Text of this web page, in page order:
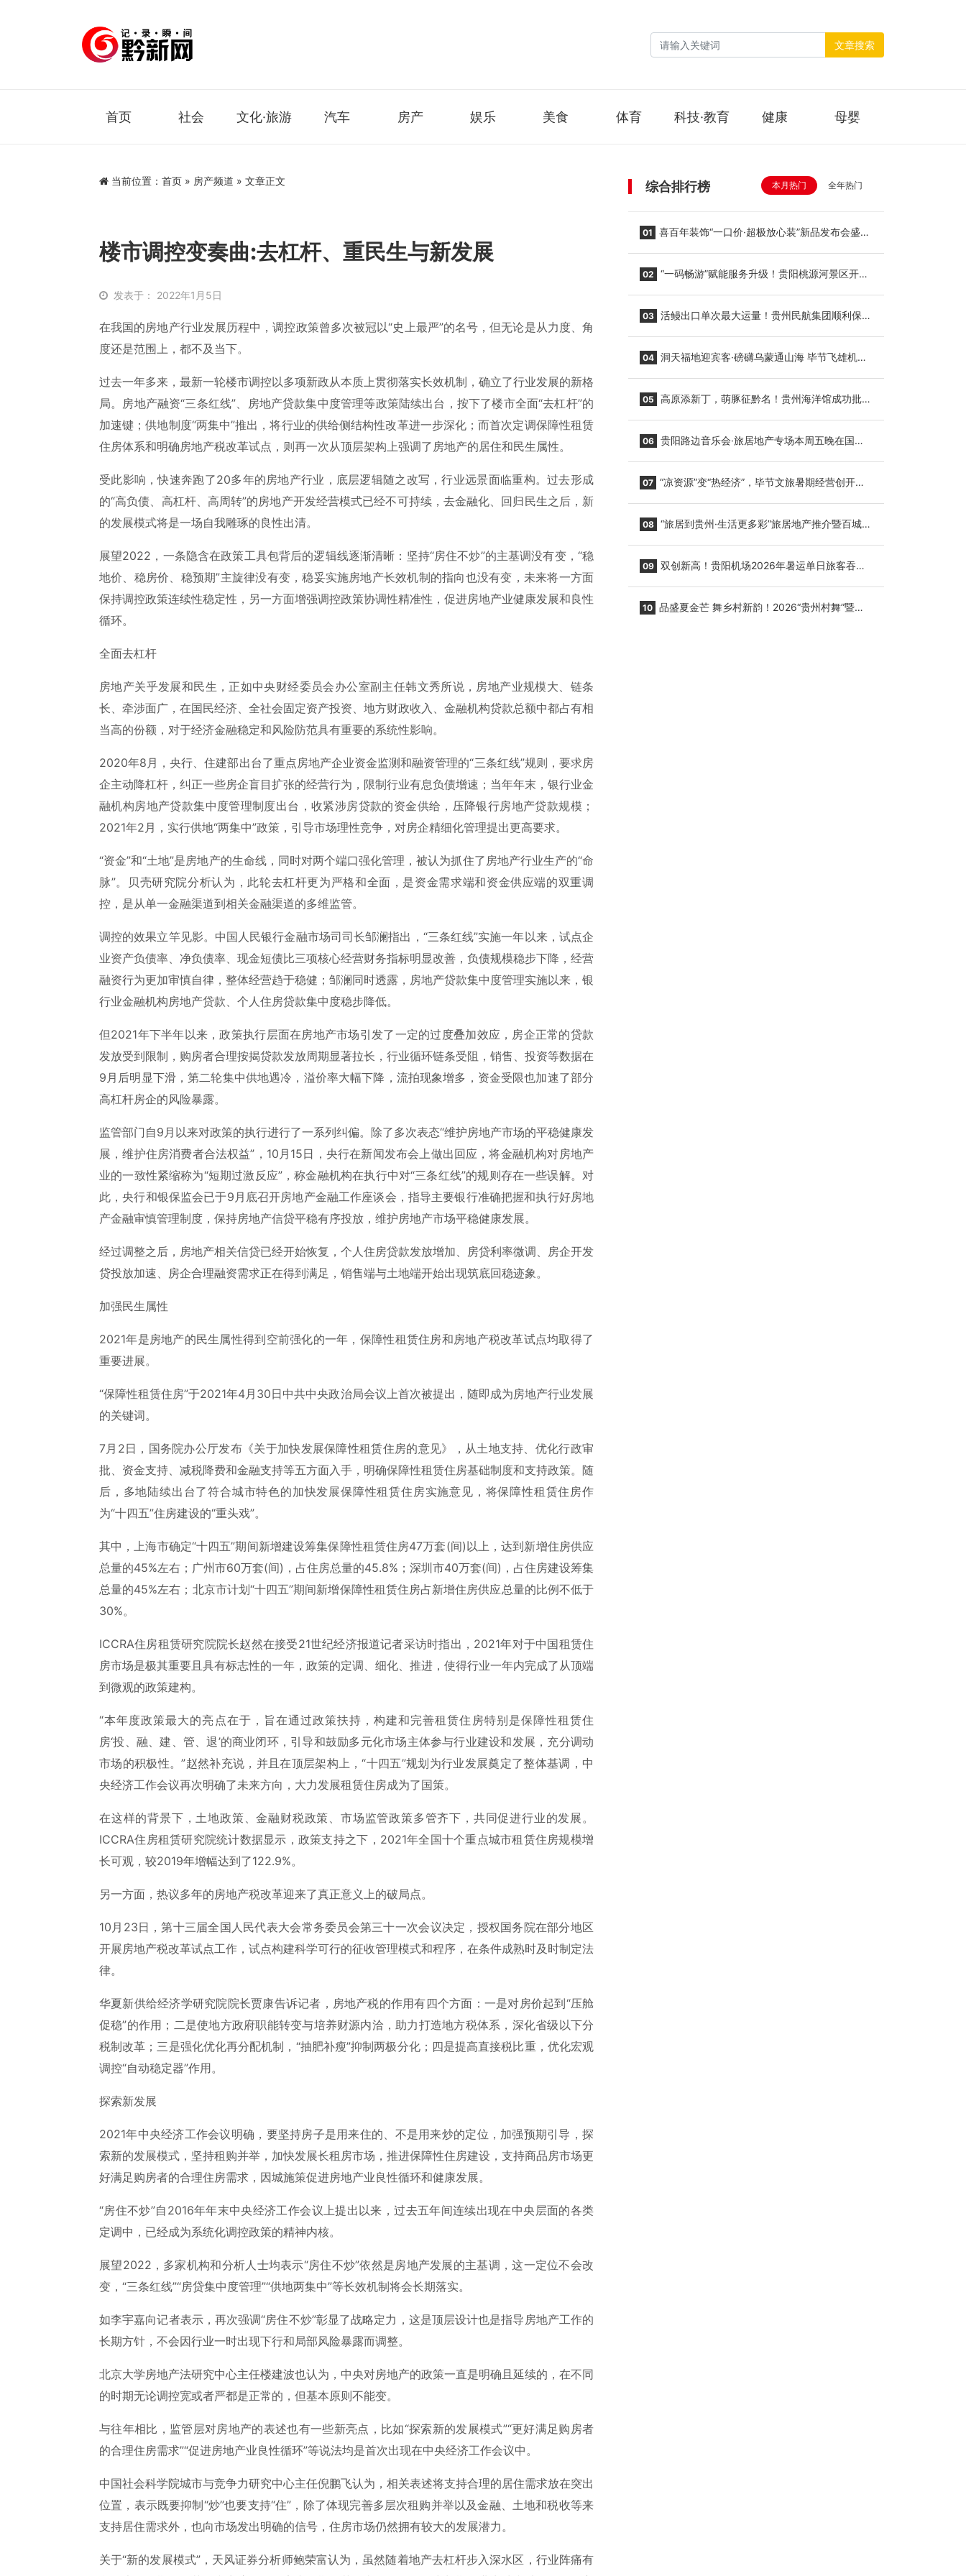
文章搜索
首页 社会 文化·旅游 汽车 房产 娱乐 美食 体育 科技·教育 健康 母婴
当前位置： 首页 » 房产频道 » 文章正文
楼市调控变奏曲:去杠杆、重民生与新发展
发表于： 2022年1月5日
在我国的房地产行业发展历程中，调控政策曾多次被冠以“史上最严”的名号，但无论是从力度、角
度还是范围上，都不及当下。
过去一年多来，最新一轮楼市调控以多项新政从本质上贯彻落实长效机制，确立了行业发展的新格
局。房地产融资“三条红线”、房地产贷款集中度管理等政策陆续出台，按下了楼市全面“去杠杆”的
加速键；供地制度“两集中”推出，将行业的供给侧结构性改革进一步深化；而首次定调保障性租赁
住房体系和明确房地产税改革试点，则再一次从顶层架构上强调了房地产的居住和民生属性。
受此影响，快速奔跑了20多年的房地产行业，底层逻辑随之改写，行业远景面临重构。过去形成
的“高负债、高杠杆、高周转”的房地产开发经营模式已经不可持续，去金融化、回归民生之后，新
的发展模式将是一场自我雕琢的良性出清。
展望2022，一条隐含在政策工具包背后的逻辑线逐渐清晰：坚持“房住不炒”的主基调没有变，“稳
地价、稳房价、稳预期”主旋律没有变，稳妥实施房地产长效机制的指向也没有变，未来将一方面
保持调控政策连续性稳定性，另一方面增强调控政策协调性精准性，促进房地产业健康发展和良性
循环。
全面去杠杆
房地产关乎发展和民生，正如中央财经委员会办公室副主任韩文秀所说，房地产业规模大、链条
长、牵涉面广，在国民经济、全社会固定资产投资、地方财政收入、金融机构贷款总额中都占有相
当高的份额，对于经济金融稳定和风险防范具有重要的系统性影响。
2020年8月，央行、住建部出台了重点房地产企业资金监测和融资管理的“三条红线”规则，要求房
企主动降杠杆，纠正一些房企盲目扩张的经营行为，限制行业有息负债增速；当年年末，银行业金
融机构房地产贷款集中度管理制度出台，收紧涉房贷款的资金供给，压降银行房地产贷款规模；
2021年2月，实行供地“两集中”政策，引导市场理性竞争，对房企精细化管理提出更高要求。
“资金”和“土地”是房地产的生命线，同时对两个端口强化管理，被认为抓住了房地产行业生产的“命
脉”。贝壳研究院分析认为，此轮去杠杆更为严格和全面，是资金需求端和资金供应端的双重调
控，是从单一金融渠道到相关金融渠道的多维监管。
调控的效果立竿见影。中国人民银行金融市场司司长邹澜指出，“三条红线”实施一年以来，试点企
业资产负债率、净负债率、现金短债比三项核心经营财务指标明显改善，负债规模稳步下降，经营
融资行为更加审慎自律，整体经营趋于稳健；邹澜同时透露，房地产贷款集中度管理实施以来，银
行业金融机构房地产贷款、个人住房贷款集中度稳步降低。
但2021年下半年以来，政策执行层面在房地产市场引发了一定的过度叠加效应，房企正常的贷款
发放受到限制，购房者合理按揭贷款发放周期显著拉长，行业循环链条受阻，销售、投资等数据在
9月后明显下滑，第二轮集中供地遇冷，溢价率大幅下降，流拍现象增多，资金受限也加速了部分
高杠杆房企的风险暴露。
监管部门自9月以来对政策的执行进行了一系列纠偏。除了多次表态“维护房地产市场的平稳健康发
展，维护住房消费者合法权益”，10月15日，央行在新闻发布会上做出回应，将金融机构对房地产
业的一致性紧缩称为“短期过激反应”，称金融机构在执行中对“三条红线”的规则存在一些误解。对
此，央行和银保监会已于9月底召开房地产金融工作座谈会，指导主要银行准确把握和执行好房地
产金融审慎管理制度，保持房地产信贷平稳有序投放，维护房地产市场平稳健康发展。
经过调整之后，房地产相关信贷已经开始恢复，个人住房贷款发放增加、房贷利率微调、房企开发
贷投放加速、房企合理融资需求正在得到满足，销售端与土地端开始出现筑底回稳迹象。
加强民生属性
2021年是房地产的民生属性得到空前强化的一年，保障性租赁住房和房地产税改革试点均取得了
重要进展。
“保障性租赁住房”于2021年4月30日中共中央政治局会议上首次被提出，随即成为房地产行业发展
的关键词。
7月2日，国务院办公厅发布《关于加快发展保障性租赁住房的意见》，从土地支持、优化行政审
批、资金支持、减税降费和金融支持等五方面入手，明确保障性租赁住房基础制度和支持政策。随
后，多地陆续出台了符合城市特色的加快发展保障性租赁住房实施意见，将保障性租赁住房作
为“十四五”住房建设的“重头戏”。
其中，上海市确定“十四五”期间新增建设筹集保障性租赁住房47万套(间)以上，达到新增住房供应
总量的45%左右；广州市60万套(间)，占住房总量的45.8%；深圳市40万套(间)，占住房建设筹集
总量的45%左右；北京市计划“十四五”期间新增保障性租赁住房占新增住房供应总量的比例不低于
30%。
ICCRA住房租赁研究院院长赵然在接受21世纪经济报道记者采访时指出，2021年对于中国租赁住
房市场是极其重要且具有标志性的一年，政策的定调、细化、推进，使得行业一年内完成了从顶端
到微观的政策建构。
“本年度政策最大的亮点在于，旨在通过政策扶持，构建和完善租赁住房特别是保障性租赁住
房‘投、融、建、管、退’的商业闭环，引导和鼓励多元化市场主体参与行业建设和发展，充分调动
市场的积极性。”赵然补充说，并且在顶层架构上，“十四五”规划为行业发展奠定了整体基调，中
央经济工作会议再次明确了未来方向，大力发展租赁住房成为了国策。
在这样的背景下，土地政策、金融财税政策、市场监管政策多管齐下，共同促进行业的发展。
ICCRA住房租赁研究院统计数据显示，政策支持之下，2021年全国十个重点城市租赁住房规模增
长可观，较2019年增幅达到了122.9%。
另一方面，热议多年的房地产税改革迎来了真正意义上的破局点。
10月23日，第十三届全国人民代表大会常务委员会第三十一次会议决定，授权国务院在部分地区
开展房地产税改革试点工作，试点构建科学可行的征收管理模式和程序，在条件成熟时及时制定法
律。
华夏新供给经济学研究院院长贾康告诉记者，房地产税的作用有四个方面：一是对房价起到“压舱
促稳”的作用；二是使地方政府职能转变与培养财源内洽，助力打造地方税体系，深化省级以下分
税制改革；三是强化优化再分配机制，“抽肥补瘦”抑制两极分化；四是提高直接税比重，优化宏观
调控“自动稳定器”作用。
探索新发展
2021年中央经济工作会议明确，要坚持房子是用来住的、不是用来炒的定位，加强预期引导，探
索新的发展模式，坚持租购并举，加快发展长租房市场，推进保障性住房建设，支持商品房市场更
好满足购房者的合理住房需求，因城施策促进房地产业良性循环和健康发展。
“房住不炒”自2016年年末中央经济工作会议上提出以来，过去五年间连续出现在中央层面的各类
定调中，已经成为系统化调控政策的精神内核。
展望2022，多家机构和分析人士均表示“房住不炒”依然是房地产发展的主基调，这一定位不会改
变，“三条红线”“房贷集中度管理”“供地两集中”等长效机制将会长期落实。
如李宇嘉向记者表示，再次强调“房住不炒”彰显了战略定力，这是顶层设计也是指导房地产工作的
长期方针，不会因行业一时出现下行和局部风险暴露而调整。
北京大学房地产法研究中心主任楼建波也认为，中央对房地产的政策一直是明确且延续的，在不同
的时期无论调控宽或者严都是正常的，但基本原则不能变。
与往年相比，监管层对房地产的表述也有一些新亮点，比如“探索新的发展模式”“更好满足购房者
的合理住房需求”“促进房地产业良性循环”等说法均是首次出现在中央经济工作会议中。
中国社会科学院城市与竞争力研究中心主任倪鹏飞认为，相关表述将支持合理的居住需求放在突出
位置，表示既要抑制“炒”也要支持“住”，除了体现完善多层次租购并举以及金融、土地和税收等来
支持居住需求外，也向市场发出明确的信号，住房市场仍然拥有较大的发展潜力。
关于“新的发展模式”，天风证券分析师鲍荣富认为，虽然随着地产去杠杆步入深水区，行业阵痛有
综合排行榜 本月热门 全年热门
01 喜百年装饰“一口价·超极放心装”新品发布会盛大
02 “一码畅游”赋能服务升级！贵阳桃源河景区开
03 活鳗出口单次最大运量！贵州民航集团顺利保障
04 洞天福地迎宾客·磅礴乌蒙通山海 毕节飞雄机场
05 高原添新丁，萌豚征黔名！贵州海洋馆成功批量
06 贵阳路边音乐会·旅居地产专场本周五晚在国际
07 “凉资源”变“热经济”，毕节文旅暑期经营创开门
08 “旅居到贵州·生活更多彩”旅居地产推介暨百城千
09 双创新高！贵阳机场2026年暑运单日旅客吞吐
10 品盛夏金芒 舞乡村新韵！2026“贵州村舞”暨望